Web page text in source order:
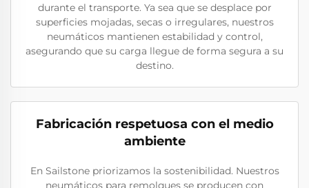
durante el transporte. Ya sea que se desplace por
superficies mojadas, secas o irregulares, nuestros
neumáticos mantienen estabilidad y control,
asegurando que su carga llegue de forma segura a su
destino.
Fabricación respetuosa con el medio
ambiente
En Sailstone priorizamos la sostenibilidad. Nuestros
neumáticos para remolques se producen con